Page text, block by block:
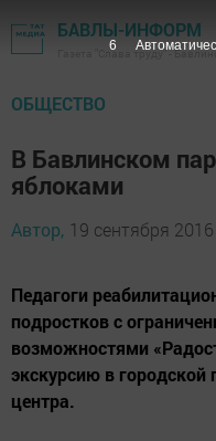
БАВЛЫ-ИНФОРМ
Газета "Слава труду" -
ОБЩЕСТВО
В Бавлинском
яблоками
Автор, 19 сентября
Педагоги
подростков с
возможностями
экскурсию в городской
центра.
6